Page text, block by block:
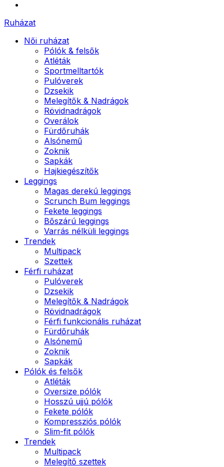
Ruházat
Női ruházat
Pólók & felsők
Atléták
Sportmelltartók
Pulóverek
Dzsekik
Melegítők & Nadrágok
Rövidnadrágok
Overálok
Fürdőruhák
Alsónemű
Zoknik
Sapkák
Hajkiegészítők
Leggings
Magas derekú leggings
Scrunch Bum leggings
Fekete leggings
Bőszárú leggings
Varrás nélküli leggings
Trendek
Multipack
Szettek
Férfi ruházat
Pulóverek
Dzsekik
Melegítők & Nadrágok
Rövidnadrágok
Férfi funkcionális ruházat
Fürdőruhák
Alsónemű
Zoknik
Sapkák
Pólók és felsők
Atléták
Oversize pólók
Hosszú ujjú pólók
Fekete pólók
Kompressziós pólók
Slim-fit pólók
Trendek
Multipack
Melegítő szettek